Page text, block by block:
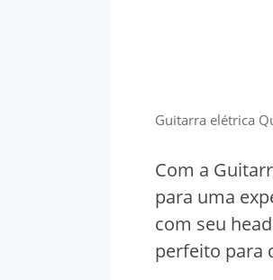
Guitarra elétrica
Com a
para uma
com seu
perfeito para